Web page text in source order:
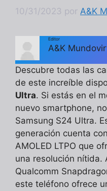
10/31/2023 por A&K
Editor
A&K
Descubre todas las
de este increíble
Ultra. Si estás en el
nuevo smartphone,
Samsung S24 Ultra.
generación cuenta
AMOLED LTPO que
una resolución nítida.
Qualcomm
este teléfono ofrece